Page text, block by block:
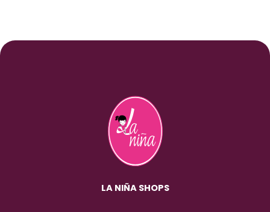
LA NIÑA SHOPS